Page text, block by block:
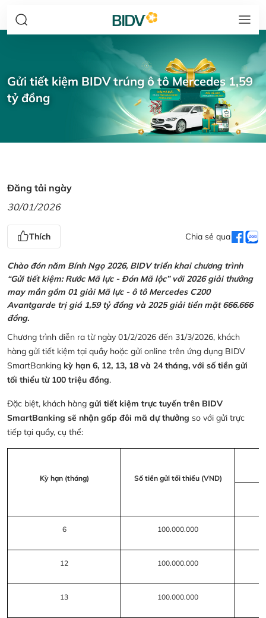
Gửi tiết kiệm BIDV trúng ô tô Mercedes 1,59
tỷ đồng
Đăng tải ngày
30/01/2026
Thích Chia sẻ qua
Chào đón năm Bính Ngọ 2026, BIDV triển khai chương trình
“Gửi tiết kiệm: Rước Mã lực - Đón Mã lộc” với 2026 giải thưởng
may mắn gồm 01 giải Mã lực - ô tô Mercedes C200
Avantgarde trị giá 1,59 tỷ đồng và 2025 giải tiền mặt 666.666
đồng.
Chương trình diễn ra từ ngày 01/2/2026 đến 31/3/2026, khách
hàng gửi tiết kiệm tại quầy hoặc gửi online trên ứng dụng BIDV
SmartBanking kỳ hạn 6, 12, 13, 18 và 24 tháng, với số tiền gửi
tối thiểu từ 100 triệu đồng.
Đặc biệt, khách hàng gửi tiết kiệm trực tuyến trên BIDV
SmartBanking sẽ nhận gấp đôi mã dự thưởng so với gửi trực
tiếp tại quầy, cụ thể:
Kỳ hạn (tháng) Số tiền gửi tối thiểu (VND)
6 100.000.000
12 100.000.000
13 100.000.000